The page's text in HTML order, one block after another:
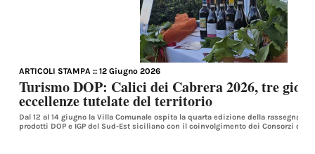
ARTICOLI STAMPA :: 12 Giugno 2026
Turismo DOP: Calici dei Cabrera 2026, tre
eccellenze tutelate del territorio
Dal 12 al 14 giugno la Villa Comunale ospita la quarta edizione della rassegna
prodotti DOP e IGP del Sud-Est siciliano con il coinvolgimento dei Consorzi di